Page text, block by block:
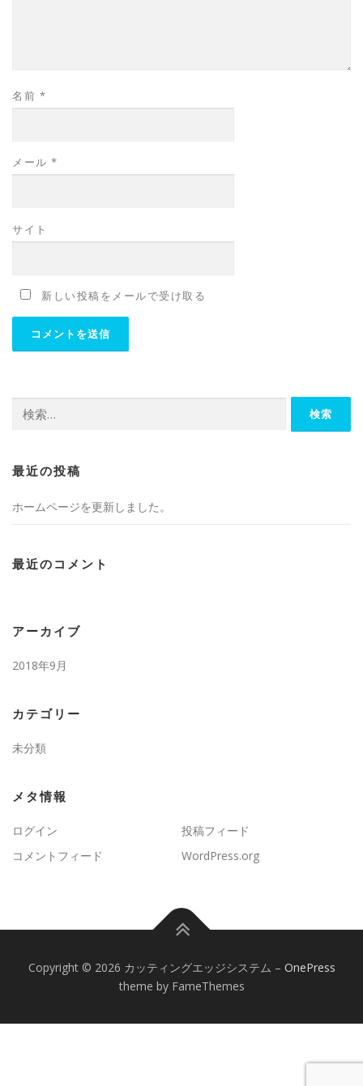
名前 *
メール *
サイト
新しい投稿をメールで受け取る
索:
最近の投稿
ホームページを更新しました。
最近のコメント
アーカイブ
2018年9月
カテゴリー
未分類
メタ情報
ログイン
投稿フィード
コメントフィード
WordPress.org
Copyright © 2026 カッティングエッジシステム – OnePress
theme by FameThemes